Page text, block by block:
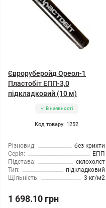
Євроруберойд Ореол-1
Пластобіт ЕПП-3,0
підкладковий (10 м)
В наявності
Код товару: 1252
Різновид:
без крихти
Серія:
ЕПП
Підстава:
склохолст
Тип:
підкладковий
Щільність:
3 кг/м2
1 698.10 грн